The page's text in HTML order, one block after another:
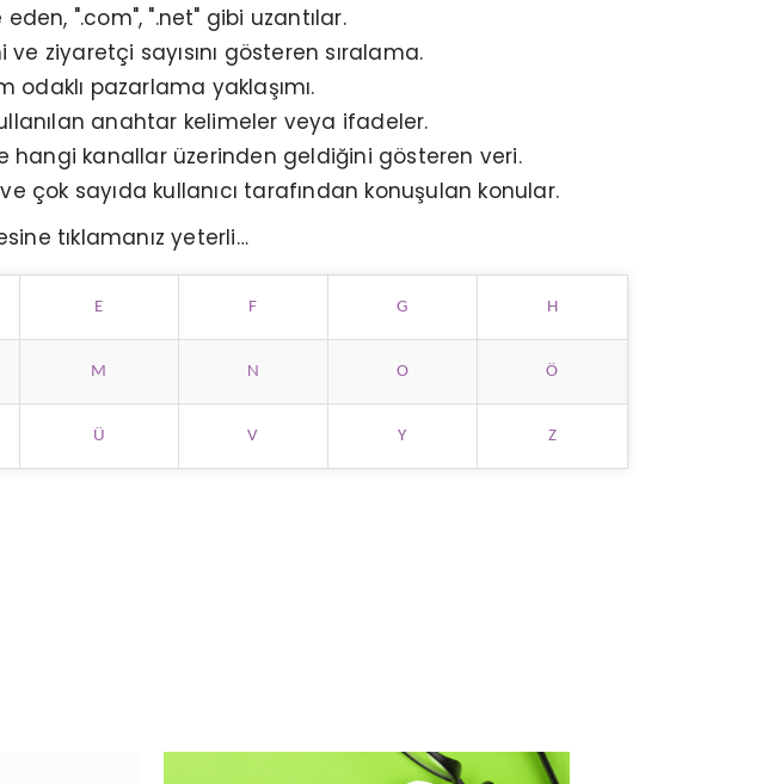
".com", ".net" gibi uzantılar.
ziyaretçi sayısını gösteren sıralama.
odaklı pazarlama yaklaşımı.
anahtar kelimeler veya ifadeler.
hangi kanallar üzerinden geldiğini gösteren veri.
çok sayıda kullanıcı tarafından konuşulan konular.
tıklamanız yeterli…
E F G H
M N O Ö
Ü V Y Z
NEDIR?